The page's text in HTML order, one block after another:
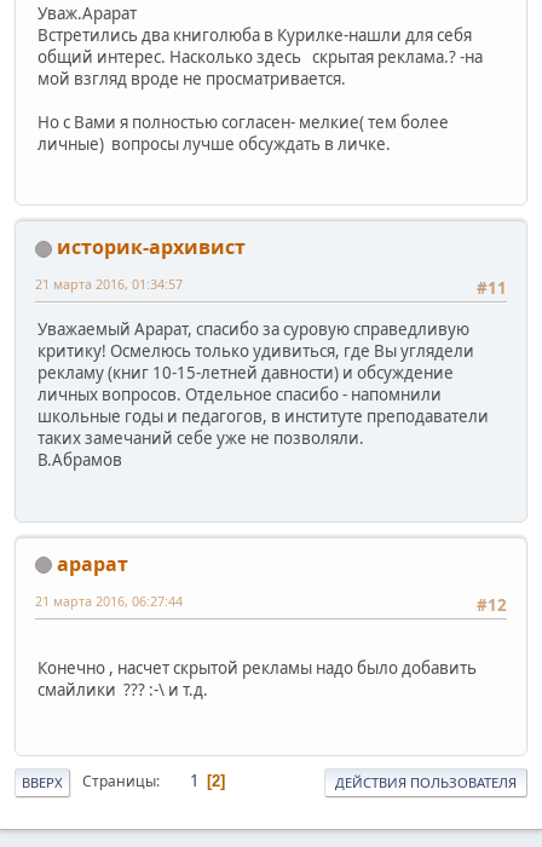
Уваж.Арарат
Встретились два книголюба в Курилке-нашли для себя
общий интерес. Насколько здесь скрытая реклама.? -на
мой взгляд вроде не просматривается.
Но с Вами я полностью согласен- мелкие( тем более
личные) вопросы лучше обсуждать в личке.
историк-архивист
#11
21 марта 2016, 01:34:57
Уважаемый Арарат, спасибо за суровую справедливую
критику! Осмелюсь только удивиться, где Вы углядели
рекламу (книг 10-15-летней давности) и обсуждение
личных вопросов. Отдельное спасибо - напомнили
школьные годы и педагогов, в институте преподаватели
таких замечаний себе уже не позволяли.
В.Абрамов
арарат
#12
21 марта 2016, 06:27:44
Конечно , насчет скрытой рекламы надо было добавить
смайлики ??? :-\ и т.д.
ВВЕРХ Страницы 1 2 ДЕЙСТВИЯ ПОЛЬЗОВАТЕЛЯ